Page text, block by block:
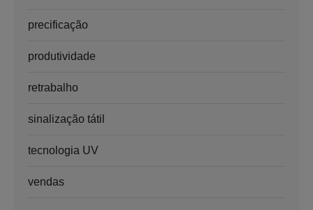
precificação
produtividade
retrabalho
sinalização tátil
tecnologia UV
vendas